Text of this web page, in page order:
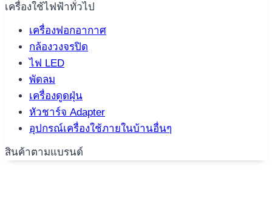
เครื่องใช้ไฟฟ้าทั่วไป
เครื่องฟอกอากาศ
กล้องวงจรปิด
ไฟ LED
พัดลม
เครื่องดูดฝุ่น
หัวชาร์จ Adapter
อุปกรณ์เครื่องใช้ภายในบ้านอื่นๆ
สินค้าตามแบรนด์